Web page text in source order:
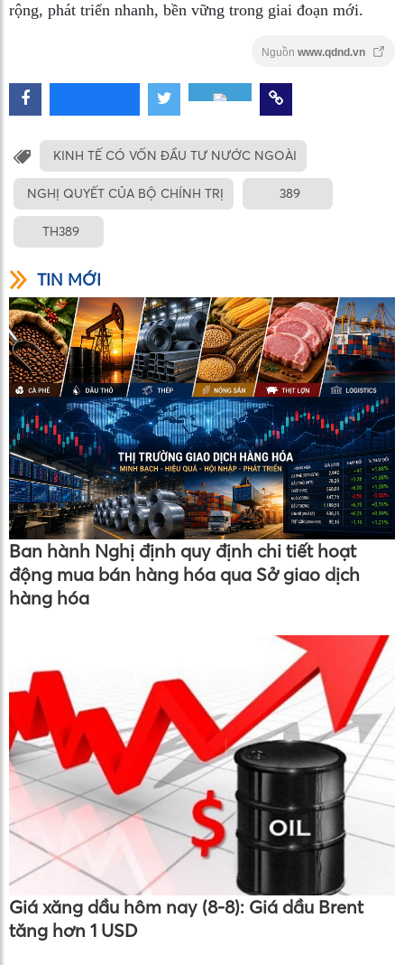
rộng, phát triển nhanh, bền vững trong giai đoạn mới.
Nguồn www.qdnd.vn
KINH TẾ CÓ VỐN ĐẦU TƯ NƯỚC NGOÀI
NGHỊ QUYẾT CỦA BỘ CHÍNH TRỊ 389
TH389
TIN MỚI
Ban hành Nghị định quy định chi tiết hoạt
động mua bán hàng hóa qua Sở giao dịch
hàng hóa
Giá xăng dầu hôm nay (8-8): Giá dầu Brent
tăng hơn 1 USD